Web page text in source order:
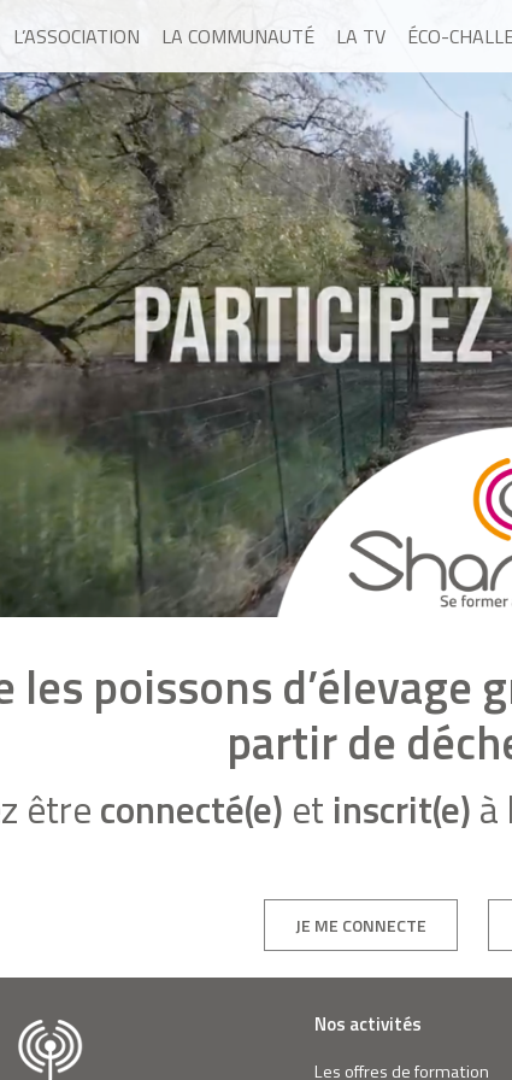
L’ASSOCIATION LA COMMUNAUTÉ LA TV ÉCO-
les poissons d’élevage
partir de
êtreconnecté(e) et inscrit(e)à
JE ME CONNECTE
Nos activités
Les offres de formation